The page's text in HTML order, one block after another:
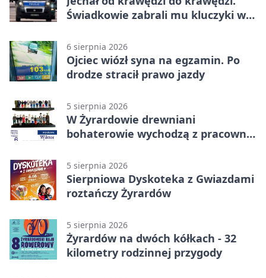
Świadkowie zabrali mu kluczyki w
6 sierpnia 2026
Ojciec wiózł syna na egzamin. Po
drodze stracił prawo jazdy
5 sierpnia 2026
W Żyrardowie drewniani
bohaterowie wychodzą z pracowni
5 sierpnia 2026
Sierpniowa Dyskoteka z Gwiazdami
roztańczy Żyrardów
5 sierpnia 2026
Żyrardów na dwóch kółkach - 32
kilometry rodzinnej przygody